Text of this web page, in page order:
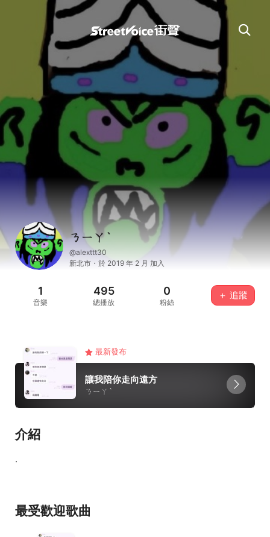
ㄋㄧㄚˋ
@alexttt30
新北市・於 2019 年 2 月 加入
1
音樂
495
總播放
0
粉絲
＋ 追蹤
最新發布
讓我陪你走向遠方
ㄋㄧㄚˋ
介紹
.
最受歡迎歌曲